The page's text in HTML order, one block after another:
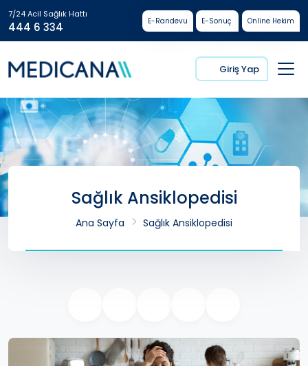
7/24 Acil Sağlık Hattı
444 6 334 E-Randevu E-Sonuç Online Hekim
Giriş Yap
Sağlık Ansiklopedisi
Ana Sayfa Sağlık Ansiklopedisi